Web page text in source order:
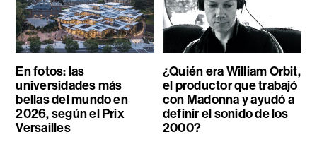
En fotos: las
universidades más
bellas del mundo en
2026, según el Prix
Versailles
¿Quién era William Orbit,
el productor que trabajó
con Madonna y ayudó a
definir el sonido de los
2000?